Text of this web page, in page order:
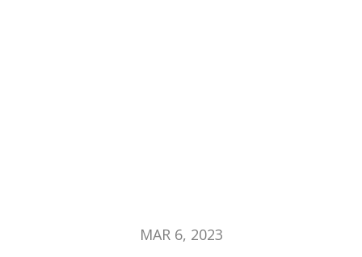
MAR 6, 2023